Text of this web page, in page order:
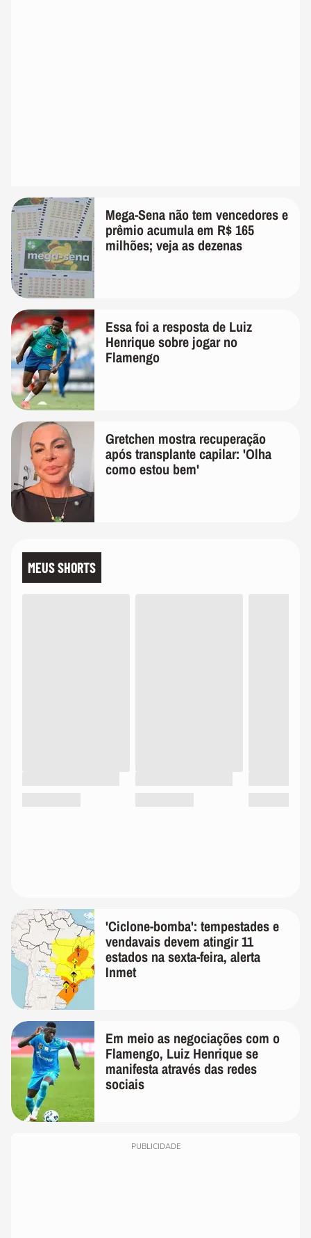
Mega-Sena não tem vencedores e
prêmio acumula em R$ 165
milhões; veja as dezenas
Essa foi a resposta de Luiz
Henrique sobre jogar no
Flamengo
Gretchen mostra recuperação
após transplante capilar: 'Olha
como estou bem'
MEUS SHORTS
'Ciclone-bomba': tempestades e
vendavais devem atingir 11
estados na sexta-feira, alerta
Inmet
Em meio as negociações com o
Flamengo, Luiz Henrique se
manifesta através das redes
sociais
PUBLICIDADE